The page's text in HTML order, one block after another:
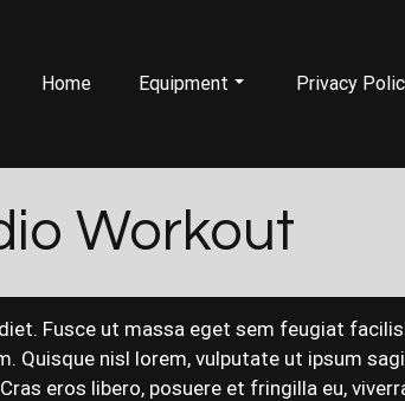
Home Equipment Privacy
Workout
Fusce ut massa eget sem feugiat
Quisque nisl lorem, vulputate ut ipsum
eros libero, posuere et fringilla eu,